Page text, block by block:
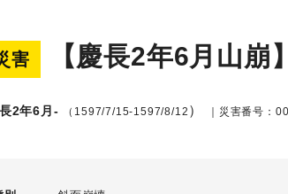
害 【慶長2年6月山崩】
2年6月- （1597/7/15-1597/8/12 ） ｜災害番号：